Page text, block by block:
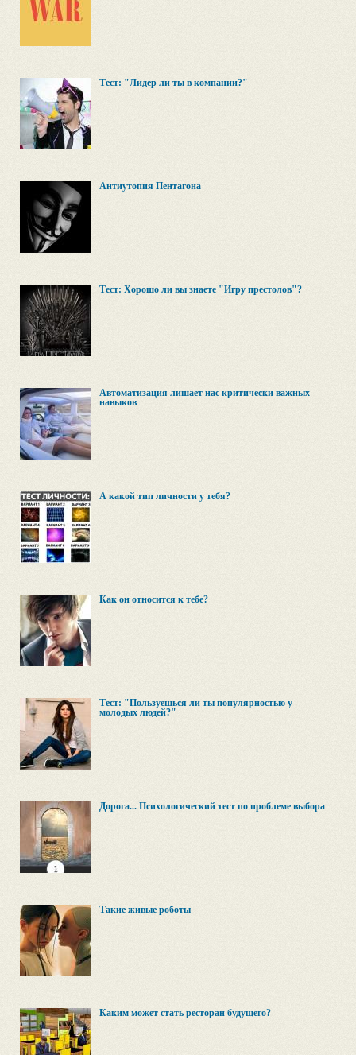
Тест: "Лидер ли ты в компании?"
Антиутопия Пентагона
Тест: Хорошо ли вы знаете "Игру престолов"?
Автоматизация лишает нас критически важных
навыков
А какой тип личности у тебя?
Как он относится к тебе?
Тест: "Пользуешься ли ты популярностью у
молодых людей?"
Дорога... Психологический тест по проблеме выбора
Такие живые роботы
Каким может стать ресторан будущего?